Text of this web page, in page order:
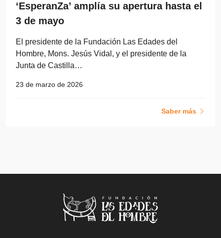
‘EsperanZa’ amplía su apertura hasta el
3 de mayo
El presidente de la Fundación Las Edades del
Hombre, Mons. Jesús Vidal, y el presidente de la
Junta de Castilla…
23 de marzo de 2026
Saber más